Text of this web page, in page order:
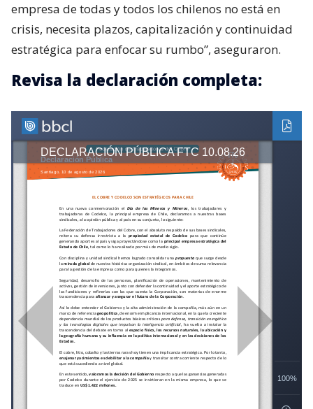
empresa de todas y todos los chilenos no está en
crisis, necesita plazos, capitalización y continuidad
estratégica para enfocar su rumbo”, aseguraron.
Revisa la declaración completa: